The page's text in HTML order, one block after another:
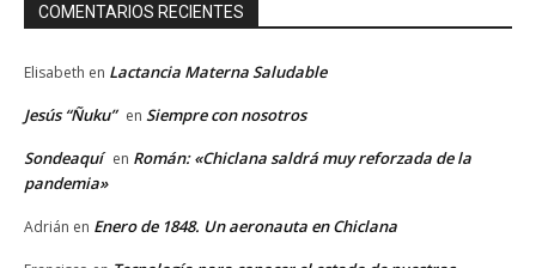
COMENTARIOS RECIENTES
Elisabeth en Lactancia Materna Saludable
Jesús “Ñuku” en Siempre con nosotros
Sondeaquí en Román: «Chiclana saldrá muy reforzada de la
pandemia»
Adrián en Enero de 1848. Un aeronauta en Chiclana